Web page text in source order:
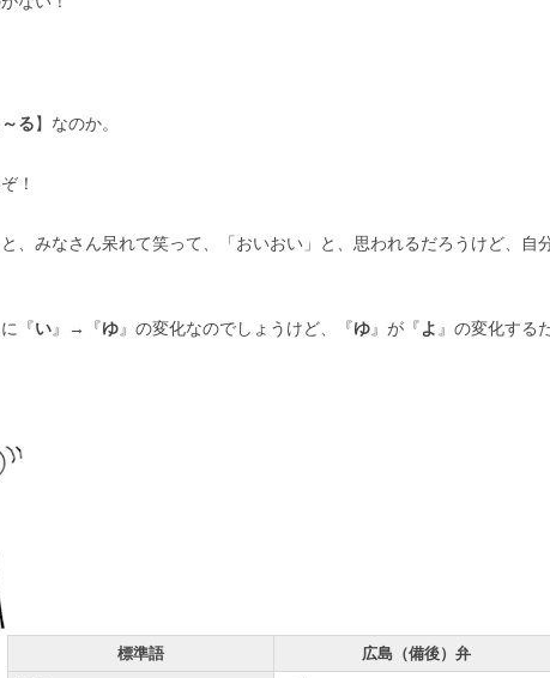
る】なのか。
！
、みなさん呆れて笑って、「おいおい」と、思われるだろうけど、自
『い』→『ゆ』の変化なのでしょうけど、『ゆ』が『よ 』の変化する
標準語
広島（備後）弁